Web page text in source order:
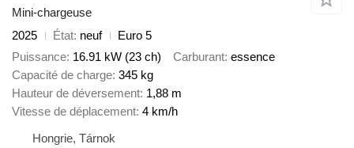
Mini-chargeuse
2025
État neuf
Euro 5
Puissance 16.91 kW (23 ch) Carburant essence
Capacité de charge 345 kg
Hauteur de déversement 1,88 m
Vitesse de déplacement 4 km/h
Hongrie, Tárnok